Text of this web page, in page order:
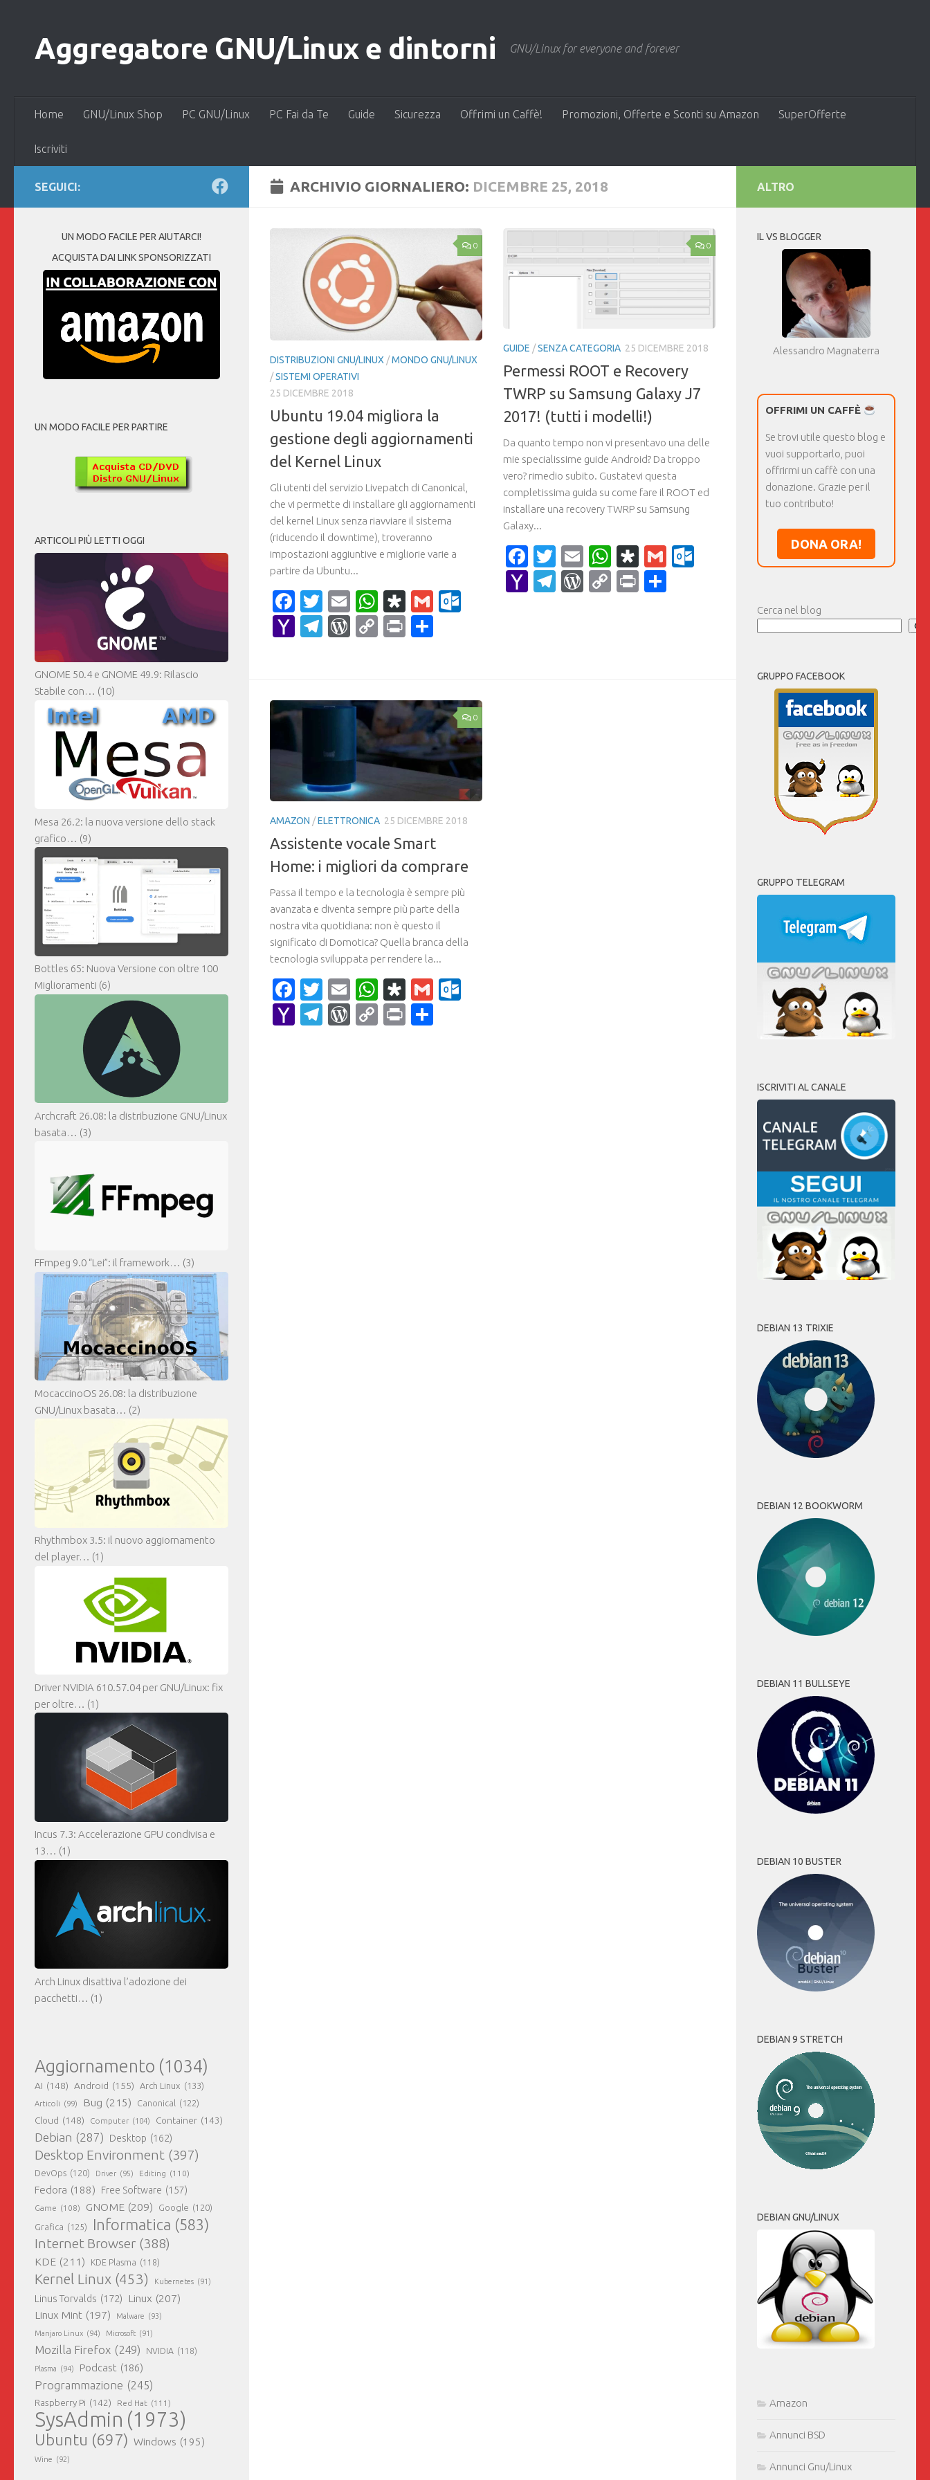
Aggregatore GNU/Linux e dintorni GNU/Linux for everyone and forever
Home GNU/Linux Shop PC GNU/Linux PC Fai da Te Guide Sicurezza Offrimi un Caffè! Promozioni, Offerte e Sconti su Amazon SuperOfferte
Iscriviti
ARCHIVIO GIORNALIERO: DICEMBRE 25, 2018
0
DISTRIBUZIONI GNU/LINUX /MONDO GNU/LINUX
/SISTEMI OPERATIVI
25 DICEMBRE 2018
Ubuntu 19.04 migliora la
gestione degli aggiornamenti
del Kernel Linux
Gli utenti del servizio Livepatch di Canonical,
che vi permette di installare gli aggiornamenti
del kernel Linux senza riavviare il sistema
(riducendo il downtime), troveranno
impostazioni aggiuntive e migliorie varie a
partire da Ubuntu...
Facebook
Twitter
EmailWhatsApp
Diaspora
Gmail
YahooTelegram
WordPress
CopyPrint
0
GUIDE /SENZA CATEGORIA 25 DICEMBRE 2018
Permessi ROOT e Recovery
TWRP su Samsung Galaxy J7
2017! (tutti i modelli!)
Da quanto tempo non vi presentavo una delle
mie specialissime guide Android? Da troppo
vero? rimedio subito. Gustatevi questa
completissima guida su come fare il ROOT ed
installare una recovery TWRP su Samsung
Galaxy...
Facebook
Twitter
EmailWhatsApp
Diaspora
GmailOutlook.com
YahooTelegram
WordPress
CopyPrint
0
AMAZON /ELETTRONICA 25 DICEMBRE 2018
Assistente vocale Smart
Home: i migliori da comprare
Passa il tempo e la tecnologia è sempre più
avanzata e diventa sempre più parte della
nostra vita quotidiana: non è questo il
significato di Domotica? Quella branca della
tecnologia sviluppata per rendere la...
Facebook
Twitter
EmailWhatsApp
Diaspora
Gmail
YahooTelegram
WordPress
CopyPrint
SEGUICI:
UN MODO FACILE PER AIUTARCI!
ACQUISTA DAI LINK SPONSORIZZATI
UN MODO FACILE PER PARTIRE
ARTICOLI PIÙ LETTI OGGI
GNOME 50.4 e GNOME 49.9: Rilascio
Stabile con… (10)
Mesa 26.2: la nuova versione dello stack
grafico… (9)
Bottles 65: Nuova Versione con oltre 100
Miglioramenti (6)
Archcraft 26.08: la distribuzione GNU/Linux
basata… (3)
FFmpeg 9.0 “Lei”: il framework… (3)
MocaccinoOS 26.08: la distribuzione
GNU/Linux basata… (2)
Rhythmbox 3.5: il nuovo aggiornamento
del player… (1)
Driver NVIDIA 610.57.04 per GNU/Linux: fix
per oltre… (1)
Incus 7.3: Accelerazione GPU condivisa e
13… (1)
Arch Linux disattiva l’adozione dei
pacchetti… (1)
Aggiornamento (1034)
AI (148) Android (155) Arch Linux (133)
Articoli (99) Bug (215) Canonical (122)
Cloud (148) Computer (104) Container (143)
Debian (287) Desktop (162)
Desktop Environment (397)
DevOps (120) Driver (95) Editing (110)
Fedora (188) Free Software (157)
Game (108) GNOME (209) Google (120)
Grafica (125) Informatica (583)
Internet Browser (388)
KDE (211) KDE Plasma (118)
Kernel Linux (453) Kubernetes (91)
Linus Torvalds (172) Linux (207)
Linux Mint (197) Malware (93)
Manjaro Linux (94) Microsoft (91)
Mozilla Firefox (249) NVIDIA (118)
Plasma (94) Podcast (186)
Programmazione (245)
Raspberry Pi (142) Red Hat (111)
SysAdmin (1973)
Ubuntu (697) Windows (195)
Wine (92)
ALTRO
IL VS BLOGGER
Alessandro Magnaterra
OFFRIMI UN CAFFÈ
Se trovi utile questo blog e
vuoi supportarlo, puoi
offrirmi un caffè con una
donazione. Grazie per il
tuo contributo!
DONA ORA!
Cerca nel blog
GRUPPO FACEBOOK
GRUPPO TELEGRAM
ISCRIVITI AL CANALE
DEBIAN 13 TRIXIE
DEBIAN 12 BOOKWORM
DEBIAN 11 BULLSEYE
DEBIAN 10 BUSTER
DEBIAN 9 STRETCH
DEBIAN GNU/LINUX
Amazon
Annunci BSD
Annunci Gnu/Linux